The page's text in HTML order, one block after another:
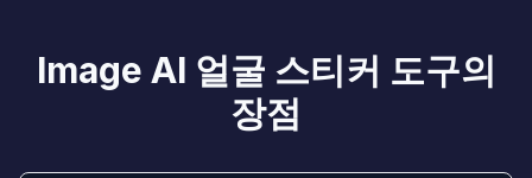
Image AI 얼굴 스티커 도구의
장점